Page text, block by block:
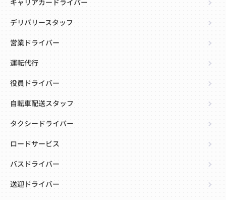
キャリアカードライバー
デリバリースタッフ
営業ドライバー
運転代行
役員ドライバー
自転車配送スタッフ
タクシードライバー
ロードサービス
バスドライバー
送迎ドライバー